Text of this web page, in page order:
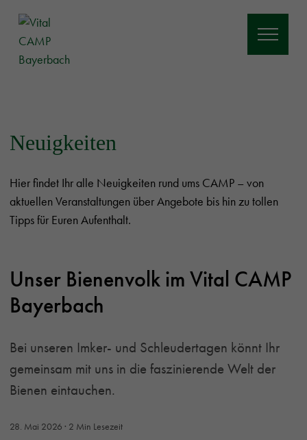
Neuigkeiten
Hier findet Ihr alle Neuigkeiten rund ums CAMP – von
aktuellen Veranstaltungen über Angebote bis hin zu tollen
Tipps für Euren Aufenthalt.
Unser Bienenvolk im Vital CAMP
Bayerbach
Bei unseren Imker- und Schleudertagen könnt Ihr
gemeinsam mit uns in die faszinierende Welt der
Bienen eintauchen.
28. Mai 2026 · 2 Min Lesezeit